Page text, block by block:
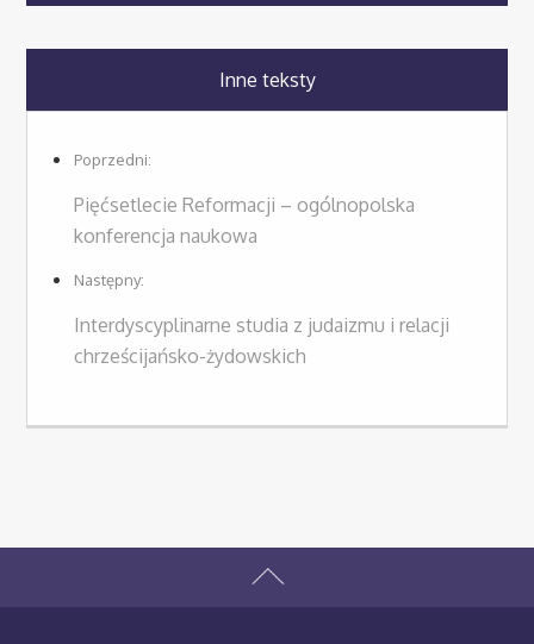
Inne teksty
Poprzedni:
Pięćsetlecie Reformacji – ogólnopolska
konferencja naukowa
Następny:
Interdyscyplinarne studia z judaizmu i relacji
chrześcijańsko-żydowskich